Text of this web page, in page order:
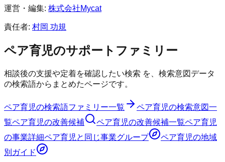
運営・編集: 株式会社Mycat
責任者: 村岡 功規
ペア育児のサポート ファミリー
相談後の支援や定着を確認したい検索 を、検索意図データ
の検索語からまとめたページです。
ペア育児の検索語ファミリー一覧 ペア育児の検索意図一
覧ペア育児の改善候補 ペア育児の改善候補一覧ペア育児
の事業詳細ペア育児 と同じ事業グループ ペア育児の地域
別ガイド